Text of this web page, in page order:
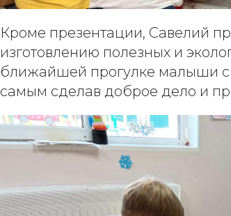
Кроме презентации, Савелий
изготовлению полезных и
ближайшей прогулке малыши
самым сделав доброе дело и